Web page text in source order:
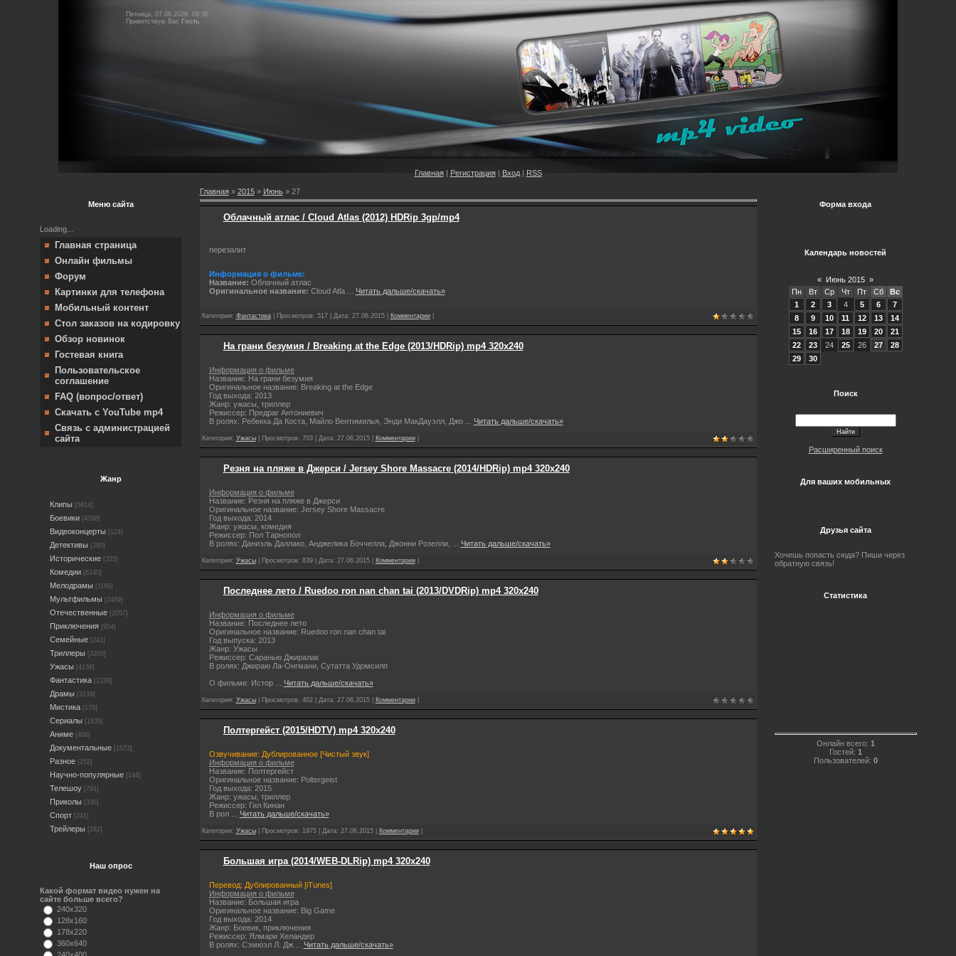
Пятница, 07.08.2026, 09:36
Приветствую Вас Гость
Главная| Регистрация| Вход| RSS
Меню сайта
Loading...
Главная страница
Онлайн фильмы
Форум
Картинки для телефона
Мобильный контент
Стол заказов на кодировку
Обзор новинок
Гостевая книга
Пользовательское
соглашение
FAQ (вопрос/ответ)
Скачать с YouTube mp4
Связь с администрацией
сайта
Жанр
Клипы [5614]
Боевики [4398]
Видеоконцерты [124]
Детективы [290]
Исторические [325]
Комедии [6240]
Мелодрамы [1166]
Мультфильмы [2489]
Отечественные [2057]
Приключения [954]
Семейные [241]
Триллеры [3203]
Ужасы [4136]
Фантастика [2239]
Драмы [3139]
Мистика [179]
Сериалы [1839]
Аниме [408]
Документальные [1573]
Разное [152]
Научно-популярные [144]
Телешоу [791]
Приколы [336]
Спорт [241]
Трейлеры [282]
Наш опрос
Какой формат видео нужен на
сайте больше всего?
240x320
128x160
178x220
360x640
Главная» 2015 » Июнь » 27
Облачный атлас / Cloud Atlas (2012) HDRip 3gp/mp4
перезалит
Информация о фильме:
Название: Облачный атлас
Оригинальное название: Cloud Atla Читать дальше/скачать»
Категория: Фантастика| Просмотров: 517 | Дата: 27.06.2015| Комментарии|
На грани безумия / Breaking at the Edge (2013/HDRip) mp4 320х240
Информация о фильме
Название: На грани безумия
Оригинальное название: Breaking at the Edge
Год выхода: 2013
Жанр: ужасы, триллер
Режиссер: Предраг Антониевич
В ролях: Ребекка Да Коста, Майло Вентимилья, Энди МакДауэлл, Джо
Читать дальше/скачать»
Категория: Ужасы| Просмотров: 703 | Дата: 27.06.2015| Комментарии|
Резня на пляже в Джерси / Jersey Shore Massacre (2014/HDRip) mp4 320х240
Информация о фильме
Название: Резня на пляже в Джерси
Оригинальное название: Jersey Shore Massacre
Год выхода: 2014
Жанр: ужасы, комедия
Режиссер: Пол Тарнопол
В ролях: Даниэль Даллако, Анджелика Боччелла, Джонни Розелли,
Читать дальше/скачать»
Категория: Ужасы| Просмотров: 839 | Дата: 27.06.2015| Комментарии|
Последнее лето / Ruedoo ron nan chan tai (2013/DVDRip) mp4 320х240
Информация о фильме
Название: Последнее лето
Оригинальное название: Ruedoo ron nan chan tai
Год выпуска: 2013
Жанр: Ужасы
Режиссер: Саранью Джиралак
В ролях: Джираю Ла-Онгмани, Сутатта Удомсилп
О фильме: Истор
Читать дальше/скачать»
Категория: Ужасы| Просмотров: 402 | Дата: 27.06.2015| Комментарии|
Полтергейст (2015/HDTV) mp4 320х240
Озвучивание: Дублированное [Чистый звук]
Информация о фильме
Название: Полтергейст
Оригинальное название: Poltergeist
Год выхода: 2015
Жанр: ужасы, триллер
Режиссер: Гил Кинан
В рол
Читать дальше/скачать»
Категория: Ужасы| Просмотров: 1975 | Дата: 27.06.2015| Комментарии|
Большая игра (2014/WEB-DLRip) mp4 320х240
Перевод: Дублированный [iTunes]
Информация о фильме
Название: Большая игра
Оригинальное название: Big Game
Год выхода: 2014
Жанр: Боевик, приключения
Режиссер: Ялмари Хеландер
В ролях: Сэмюэл Л. Дж
Читать дальше/скачать»
Форма входа
Календарь новостей
« Июнь 2015 »
Пн
Вт Ср Чт Пт Сб
Вс
1
2 3 4 5 6
7
8
9 10 11 12 13
14
15
16 17 18 19 20
21
22
23 24 25 26 27
28
29
30
Поиск
Расширенный поиск
Для ваших мобильных
Друзья сайта
Хочешь попасть сюда? Пиши через
обратную связь!
Статистика
Онлайн всего: 1
Гостей: 1
Пользователей: 0